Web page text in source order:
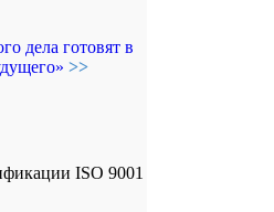
дела готовят в
>>